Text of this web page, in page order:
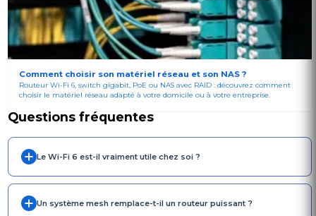
Comment choisir son matériel réseau et son NAS ?
Routeur Wi-Fi 6, switch gigabit, PoE ou NAS avec RAID : découvrez comment
choisir le matériel réseau adapté à votre domicile ou à votre entreprise.
Questions fréquentes
Le Wi-Fi 6 est-il vraiment utile chez soi ?
Un système mesh remplace-t-il un routeur puissant ?